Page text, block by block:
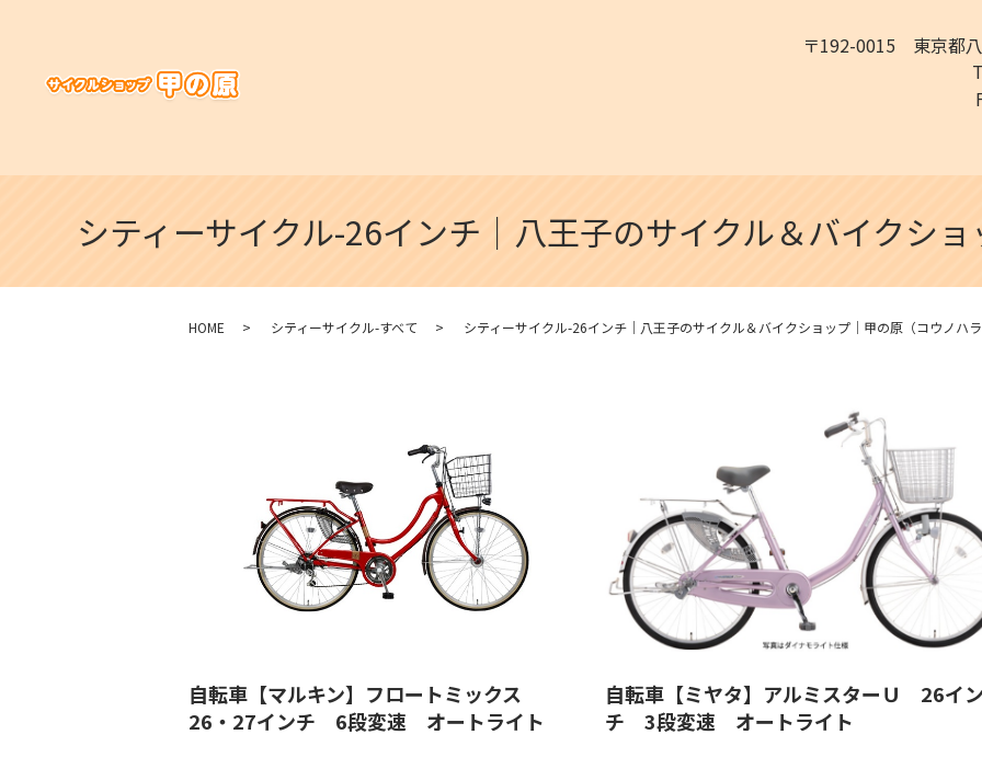
〒192-0015 東京都
シティーサイクル-26インチ｜八王子のサイクル＆バイクシ
HOME シティーサイクル-すべて シティーサイクル-26インチ｜八王子のサイクル＆バイクショップ｜甲の原（コウノハ
自転車【マルキン】フロートミックス
26・27インチ 6段変速 オートライト
自転車【ミヤタ】アルミスターＵ 26イ
チ 3段変速 オートライト